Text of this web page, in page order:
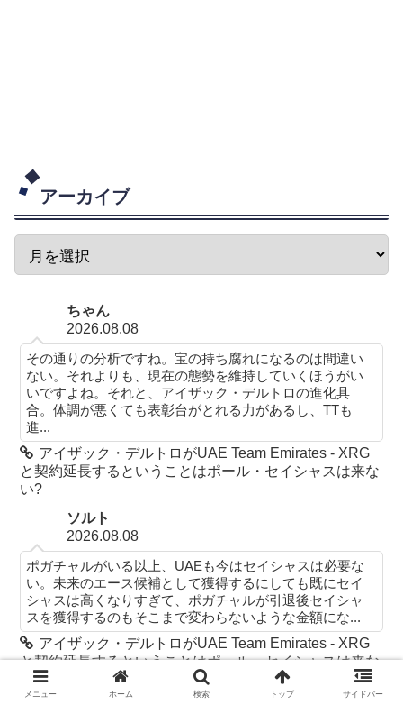
アーカイブ
ちゃん
2026.08.08
その通りの分析ですね。宝の持ち腐れになるのは間違い
ない。それよりも、現在の態勢を維持していくほうがい
いですよね。それと、アイザック・デルトロの進化具
合。体調が悪くても表彰台がとれる力があるし、TTも
進...
アイザック・デルトロがUAE Team Emirates - XRG
と契約延長するということはポール・セイシャスは来な
い?
ソルト
2026.08.08
ポガチャルがいる以上、UAEも今はセイシャスは必要な
い。未来のエース候補として獲得するにしても既にセイ
シャスは高くなりすぎて、ポガチャルが引退後セイシャ
スを獲得するのもそこまで変わらないような金額にな...
アイザック・デルトロがUAE Team Emirates - XRG
と契約延長するということはポール・セイシャスは来な
い?
メニュー ホーム 検索 トップ サイドバー